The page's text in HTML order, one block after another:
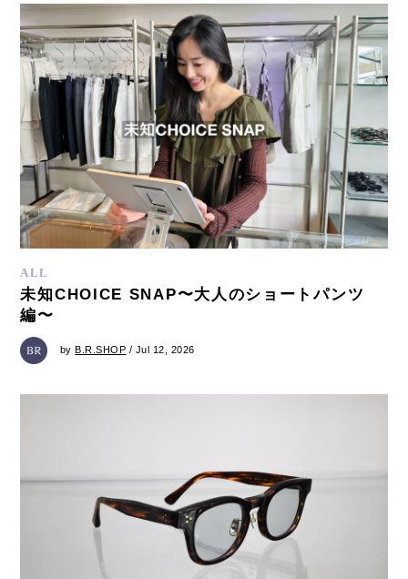
ALL
未知CHOICE SNAP〜大人のショートパンツ
編〜
byB.R.SHOP / Jul 12, 2026